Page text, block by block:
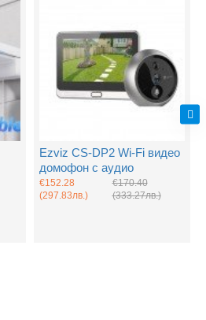
Ezviz CS-DP2 Wi-Fi видео
домофон с аудио
€152.28
(297.83лв.)
€170.40
(333.27лв.)